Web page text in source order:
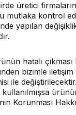
üretici
mutlaka kontrol
yapılan
hatalı
bizimle
ile
Korunması